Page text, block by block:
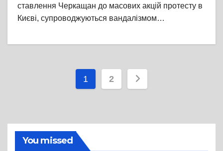
ставлення Черкащан до масових акцій протесту в
Києві, супроводжуються вандалізмом…
Пагінація
1 2
You missed